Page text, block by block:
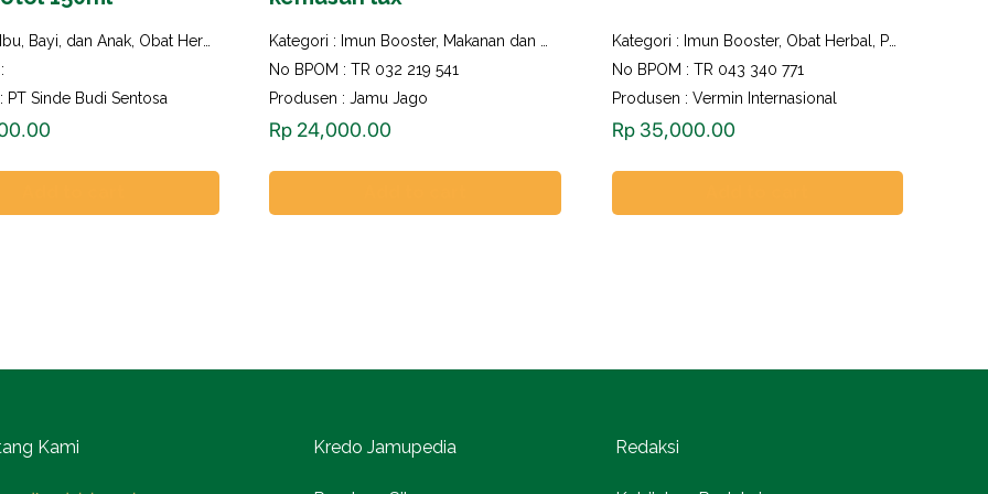
Ibu, Bayi, dan Anak, Obat Herbal
PT Sinde Budi Sentosa
Kategori : Imun Booster, Makanan dan Minuman Herbal
No BPOM : TR 032 219 541
Produsen : Jamu Jago
Rp 24,000.00
Kategori : Imun Booster, Obat Herbal, Perawatan dan Kecantikan
No BPOM : TR 043 340 771
Produsen : Vermin Internasional
Rp 35,000.00
Kami Kredo Jamupedia Redaksi